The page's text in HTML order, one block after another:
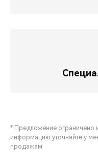
* Предложение ограничено
информацию уточняйте у
продажам